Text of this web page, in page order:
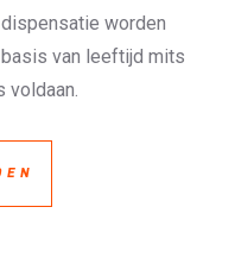
worden
van leeftijd mits
voldaan.